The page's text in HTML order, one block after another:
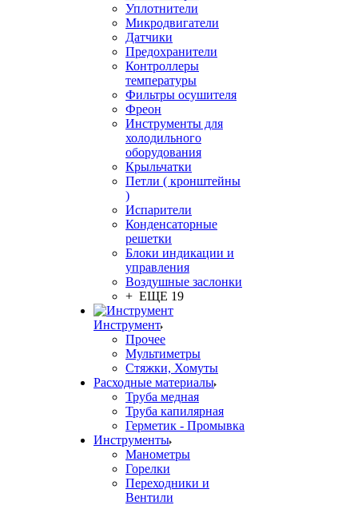
Уплотнители
Микродвигатели
Датчики
Предохранители
Контроллеры
температуры
Фильтры осушителя
Фреон
Инструменты для
холодильного
оборудования
Крыльчатки
Петли ( кронштейны
)
Испарители
Конденсаторные
решетки
Блоки индикации и
управления
Воздушные заслонки
+ ЕЩЕ 19
Инструмент
Прочее
Мультиметры
Стяжки, Хомуты
Расходные материалы
Труба медная
Труба капилярная
Герметик - Промывка
Инструменты
Манометры
Горелки
Переходники и
Вентили